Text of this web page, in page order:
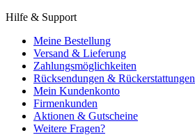
Hilfe & Support
Meine Bestellung
Versand & Lieferung
Zahlungsmöglichkeiten
Rücksendungen & Rückerstattungen
Mein Kundenkonto
Firmenkunden
Aktionen & Gutscheine
Weitere Fragen?